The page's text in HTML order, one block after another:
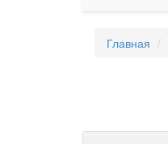
Главная